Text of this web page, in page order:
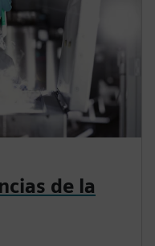
de la